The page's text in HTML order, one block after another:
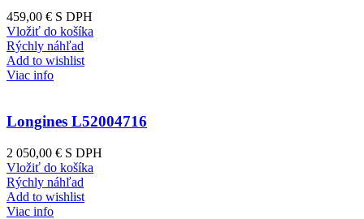
459,00 € S DPH
Vložiť do košíka
Rýchly náhľad
Add to wishlist
Viac info
Longines L52004716
2 050,00 € S DPH
Vložiť do košíka
Rýchly náhľad
Add to wishlist
Viac info